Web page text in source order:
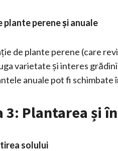
plante perene și anuale
de plante perene (care
varietate și interes
anuale pot fi
3: Plantarea și
solului